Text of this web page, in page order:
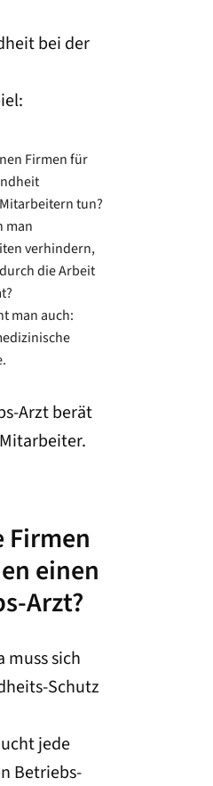
bei der
Firmen für
tun?
man
verhindern,
die Arbeit
man auch:
Arzt berät
Firmen
einen
Arzt?
muss sich
Schutz
jede
Betriebs-